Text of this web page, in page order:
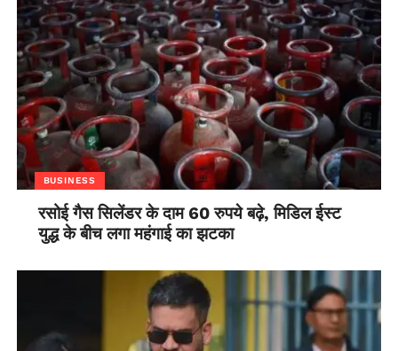
BUSINESS
रसोई गैस सिलेंडर के दाम 60 रुपये बढ़े, मिडिल ईस्ट
युद्ध के बीच लगा महंगाई का झटका